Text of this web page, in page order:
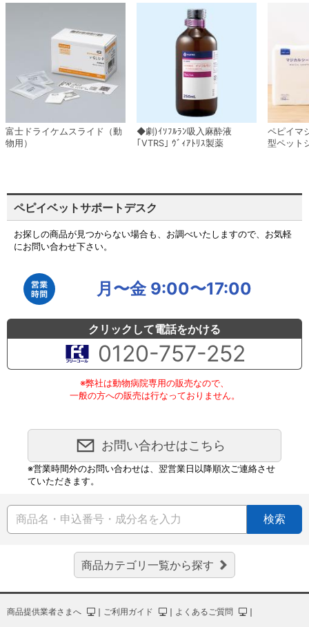
富士ドライケムスライド（動
物用）
◆劇)ｲｿﾌﾙﾗﾝ吸入麻酔液
｢VTRS｣ ｳﾞｨｱﾄﾘｽ製薬
ペピイマ
型ペット
ペピイベットサポートデスク
お探しの商品が見つからない場合も、お調べいたしますので、お気軽
にお問い合わせ下さい。
月〜金 9:00〜17:00
クリックして電話をかける
0120-757-252
※弊社は動物病院専用の販売なので、
一般の方への販売は行なっておりません。
お問い合わせはこちら
※営業時間外のお問い合わせは、翌営業日以降順次ご連絡させ
ていただきます。
検索
商品カテゴリ一覧から探す
商品提供業者さまへ ｜ ご利用ガイド ｜ よくあるご質問 ｜